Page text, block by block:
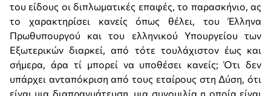
του είδους οι διπλωματικές επαφές, το παρασκήνιο, ας
το χαρακτηρίσει κανείς όπως θέλει, του Έλληνα
Πρωθυπουργού και του ελληνικού Υπουργείου των
Εξωτερικών διαρκεί, από τότε τουλάχιστον έως και
σήμερα, άρα τί μπορεί να υποθέσει κανείς; Ότι δεν
υπάρχει ανταπόκριση από τους εταίρους στη Δύση, ότι
είναι μια διαπραγμάτευση, μια συνομιλία η οποία είναι